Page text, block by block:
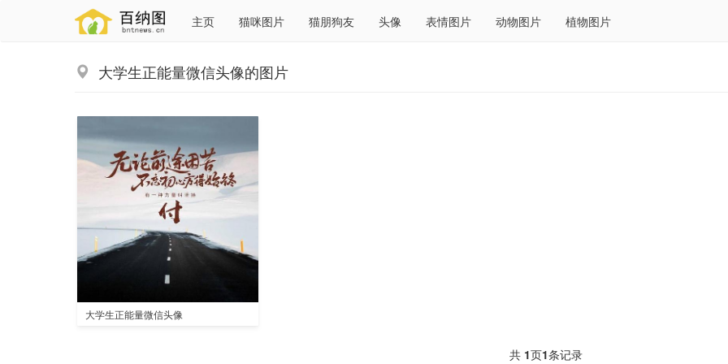
主页 猫咪图片 猫朋狗友 头像 表情图片 动物图片 植物图片
大学生正能量微信头像的图片
大学生正能量微信头像
共 1页1条记录